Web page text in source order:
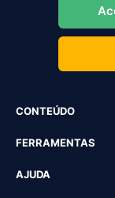
CONTEÚDO
FERRAMENTAS
AJUDA